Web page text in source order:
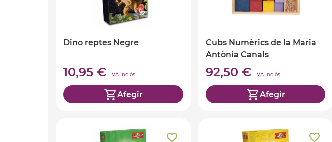
Dino reptes Negre
10,95 € IVA inclòs
Afegir
Cubs Numèrics de la Maria
Antònia Canals
92,50 € IVA inclòs
Afegir